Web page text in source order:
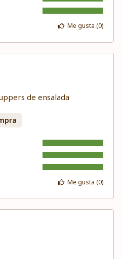
Me gusta (0)
de ensalada
Me gusta (0)